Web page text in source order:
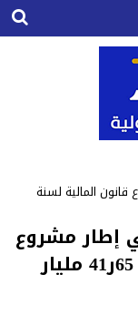
المالية لسنة
إطار مشروع
قانون المالية لسنة 2014 تناهز 65ر41 مليار